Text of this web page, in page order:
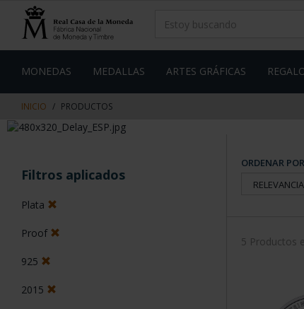
contenido
de
MONEDAS MEDALLAS ARTES GRÁFICAS
INICIO PRODUCTOS
Filtros aplicados
Plata
Proof
925
2015
ORDENAR
5 Productos